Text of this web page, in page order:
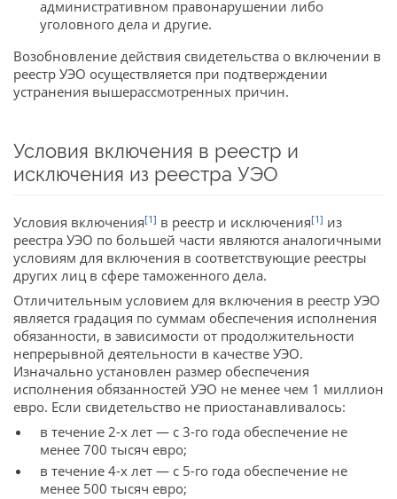
административном правонарушении либо
уголовного дела и другие.
Возобновление действия свидетельства о включении в
реестр УЭО осуществляется при подтверждении
устранения вышерассмотренных причин.
Условия включения в реестр и
исключения из реестра УЭО
Условия включения[1] в реестр и исключения[1] из
реестра УЭО по большей части являются аналогичными
условиям для включения в соответствующие реестры
других лиц в сфере таможенного дела.
Отличительным условием для включения в реестр УЭО
является градация по суммам обеспечения исполнения
обязанности, в зависимости от продолжительности
непрерывной деятельности в качестве УЭО.
Изначально установлен размер обеспечения
исполнения обязанностей УЭО не менее чем 1 миллион
евро. Если свидетельство не приостанавливалось:
в течение 2-х лет — с 3-го года обеспечение не
менее 700 тысяч евро;
в течение 4-х лет — с 5-го года обеспечение не
менее 500 тысяч евро;